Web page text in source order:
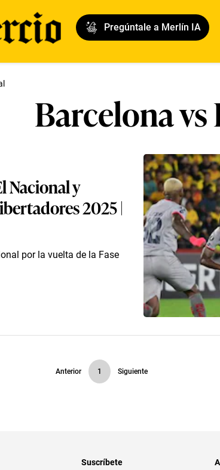
Pregúntale a Merlín IA
Barcelona
Nacional y
2025 |
por la vuelta de la Fase
Anterior 1 Siguiente
Suscríbete